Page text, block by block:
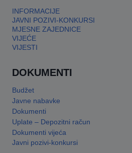
INFORMACIJE
JAVNI POZIVI-KONKURSI
MJESNE ZAJEDNICE
VIJEĆE
VIJESTI
DOKUMENTI
Budžet
Javne nabavke
Dokumenti
Uplate – Depozitni račun
Dokumenti vijeća
Javni pozivi-konkursi